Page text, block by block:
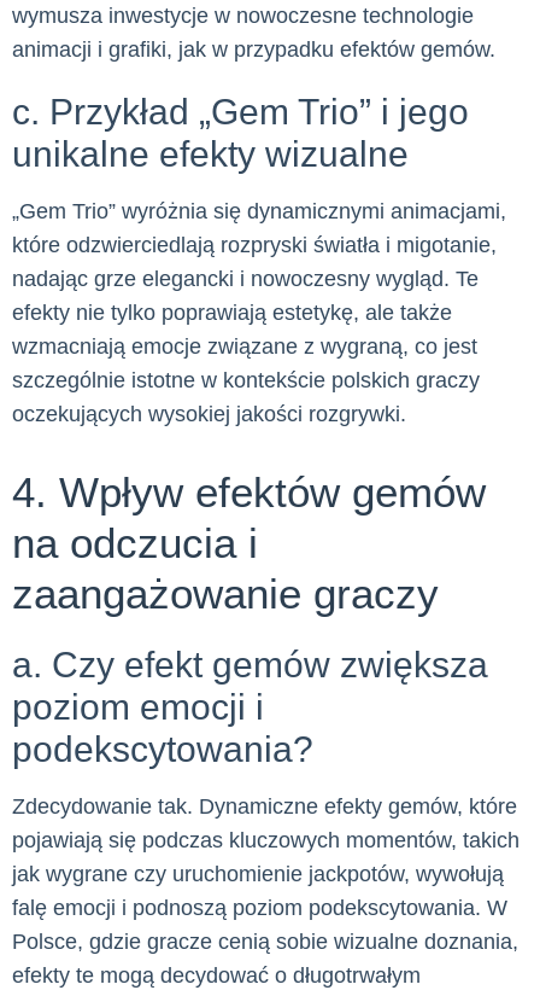
wymusza inwestycje w nowoczesne technologie
animacji i grafiki, jak w przypadku efektów gemów.
c. Przykład „Gem Trio” i jego
unikalne efekty wizualne
„Gem Trio” wyróżnia się dynamicznymi animacjami,
które odzwierciedlają rozpryski światła i migotanie,
nadając grze elegancki i nowoczesny wygląd. Te
efekty nie tylko poprawiają estetykę, ale także
wzmacniają emocje związane z wygraną, co jest
szczególnie istotne w kontekście polskich graczy
oczekujących wysokiej jakości rozgrywki.
4. Wpływ efektów gemów
na odczucia i
zaangażowanie graczy
a. Czy efekt gemów zwiększa
poziom emocji i
podekscytowania?
Zdecydowanie tak. Dynamiczne efekty gemów, które
pojawiają się podczas kluczowych momentów, takich
jak wygrane czy uruchomienie jackpotów, wywołują
falę emocji i podnoszą poziom podekscytowania. W
Polsce, gdzie gracze cenią sobie wizualne doznania,
efekty te mogą decydować o długotrwałym